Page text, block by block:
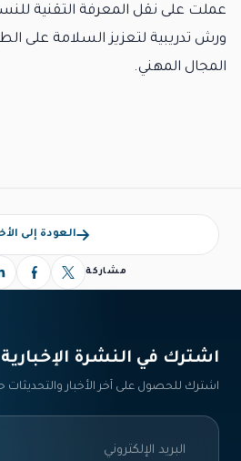
عملت على نقل المعرفة التقنية
ورش تدريبية لتعزيز السلامة على
المجال المهني.
العودة إلى
مشاركة
اشترك في النشرة الإخبارية‎
اشترك للحصول على آخر الأخبار